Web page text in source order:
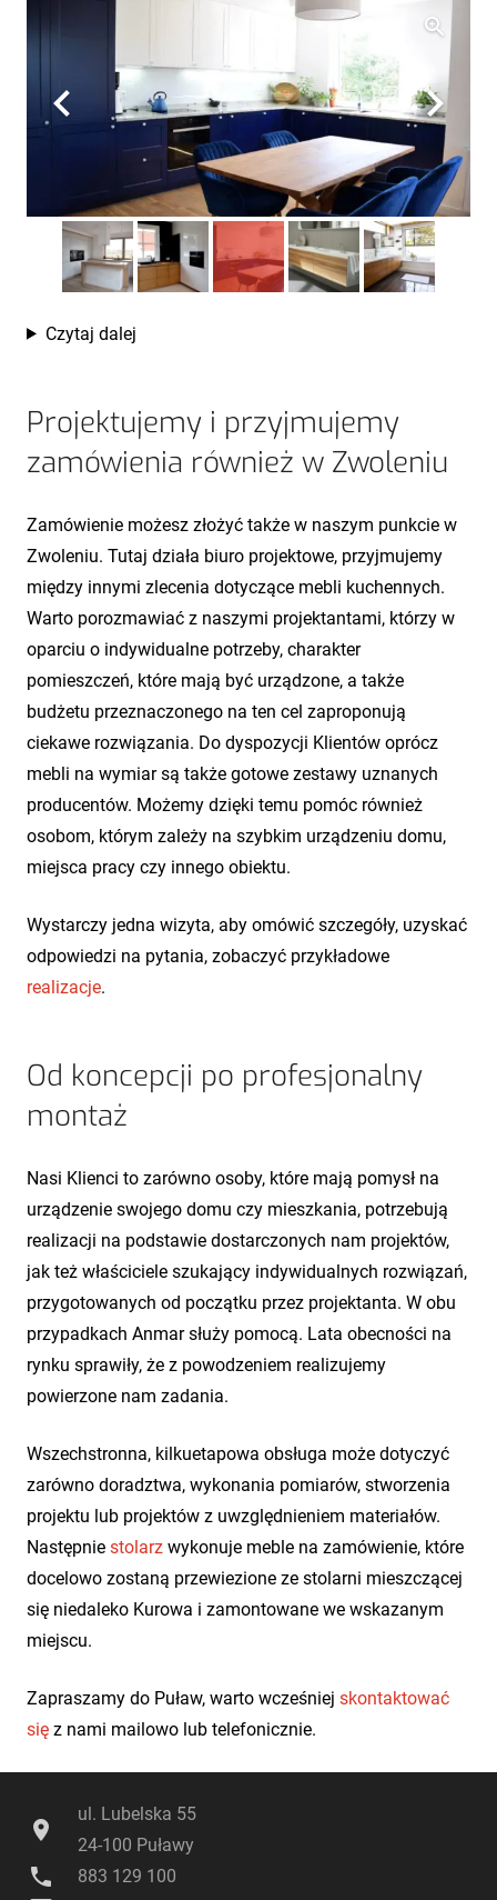
Czytaj dalej
Projektujemy i przyjmujemy
zamówienia również w Zwoleniu
Zamówienie możesz złożyć także w naszym punkcie w
Zwoleniu. Tutaj działa biuro projektowe, przyjmujemy
między innymi zlecenia dotyczące mebli kuchennych.
Warto porozmawiać z naszymi projektantami, którzy w
oparciu o indywidualne potrzeby, charakter
pomieszczeń, które mają być urządzone, a także
budżetu przeznaczonego na ten cel zaproponują
ciekawe rozwiązania. Do dyspozycji Klientów oprócz
mebli na wymiar są także gotowe zestawy uznanych
producentów. Możemy dzięki temu pomóc również
osobom, którym zależy na szybkim urządzeniu domu,
miejsca pracy czy innego obiektu.
Wystarczy jedna wizyta, aby omówić szczegóły, uzyskać
odpowiedzi na pytania, zobaczyć przykładowe
realizacje.
Od koncepcji po profesjonalny
montaż
Nasi Klienci to zarówno osoby, które mają pomysł na
urządzenie swojego domu czy mieszkania, potrzebują
realizacji na podstawie dostarczonych nam projektów,
jak też właściciele szukający indywidualnych rozwiązań,
przygotowanych od początku przez projektanta. W obu
przypadkach Anmar służy pomocą. Lata obecności na
rynku sprawiły, że z powodzeniem realizujemy
powierzone nam zadania.
Wszechstronna, kilkuetapowa obsługa może dotyczyć
zarówno doradztwa, wykonania pomiarów, stworzenia
projektu lub projektów z uwzględnieniem materiałów.
Następnie stolarz wykonuje meble na zamówienie, które
docelowo zostaną przewiezione ze stolarni mieszczącej
się niedaleko Kurowa i zamontowane we wskazanym
miejscu.
Zapraszamy do Puław, warto wcześniej skontaktować
się z nami mailowo lub telefonicznie.
location_on
ul. Lubelska 55
24-100 Puławy
phone 883 129 100